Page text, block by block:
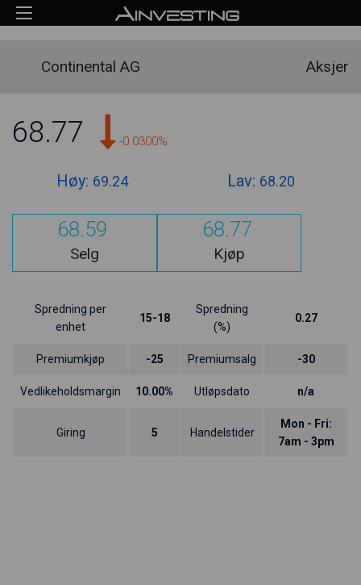
Continental AG Aksjer
68.77 -0.0300%
Høy: 69.24 Lav: 68.20
68.59
Selg
68.77
Kjøp
Spredning per
enhet
15-18
Spredning
(%)
0.27
Premiumkjøp -25 Premiumsalg -30
Vedlikeholdsmargin 10.00% Utløpsdato n/a
Giring 5 Handelstider
Mon - Fri:
7am - 3pm